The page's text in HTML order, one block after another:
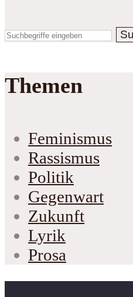
Themen
Feminismus
Rassismus
Politik
Gegenwart
Zukunft
Lyrik
Prosa